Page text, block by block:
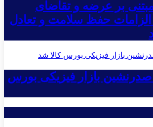
بر عرضه و تقاضای
الزامات حفظ سلامت و تعادل
بازار فیزیکی بورس